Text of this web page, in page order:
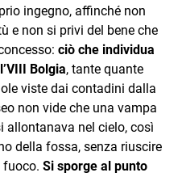
ingegno, affinché non
e non si privi del bene che
ciò che individua
Bolgia, tante quante
viste dai contadini dalla
non vide che una vampa
allontanava nel cielo, così
della fossa, senza riuscire
fuoco. Si sporge al punto